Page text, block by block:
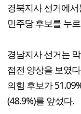
경북지사 선거에
민주당 후보를 누
경남지사 선거는
접전 양상을 보였
의힘 후보가
(48.9%)를 앞섰다.